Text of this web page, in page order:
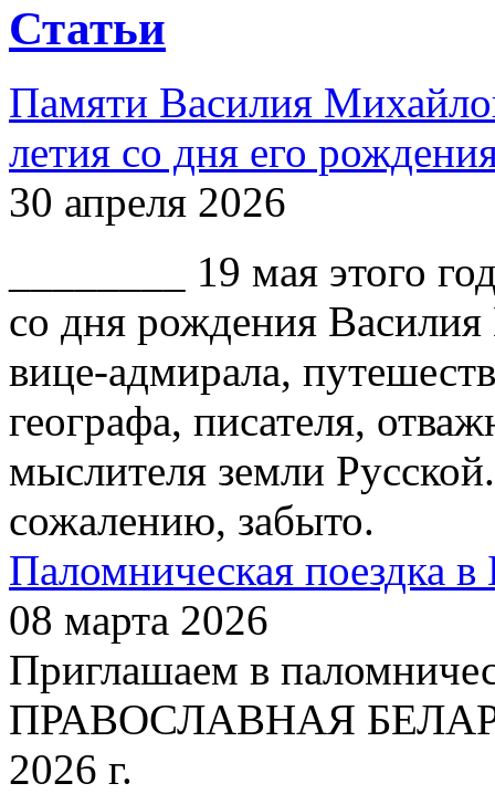
Статьи
Памяти Василия
летия со дня его
30 апреля 2026
________ 19 мая этого
со дня рождения
вице-адмирала,
географа, писателя,
мыслителя земли
сожалению, забыто.
Паломническая поездка в
08 марта 2026
Приглашаем в
ПРАВОСЛАВНАЯ
2026 г.